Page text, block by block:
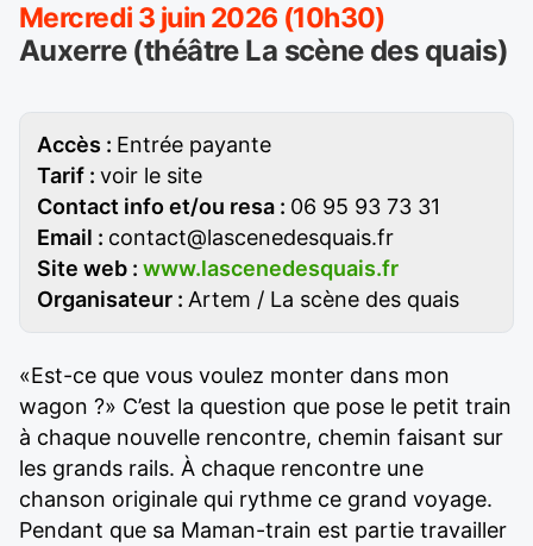
Mercredi 3 juin 2026 (10h30)
Auxerre (théâtre La scène des quais)
Accès : Entrée payante
Tarif : voir le site
Contact info et/ou resa : 06 95 93 73 31
Email : contact@lascenedesquais.fr
Site web : www.lascenedesquais.fr
Organisateur : Artem / La scène des quais
«Est-ce que vous voulez monter dans mon
wagon ?» C’est la question que pose le petit train
à chaque nouvelle rencontre, chemin faisant sur
les grands rails. À chaque rencontre une
chanson originale qui rythme ce grand voyage.
Pendant que sa Maman-train est partie travailler